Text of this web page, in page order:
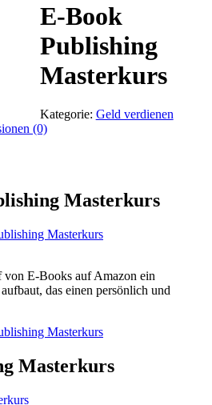
E-Book
Publishing
Masterkurs
Kategorie: Geld verdienen
(0)
Masterkurs
von E-Books auf Amazon ein
das einen persönlich und
Masterkurs